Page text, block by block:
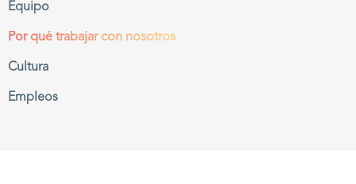
Equipo
Por qué trabajar con nosotros
Cultura
Empleos